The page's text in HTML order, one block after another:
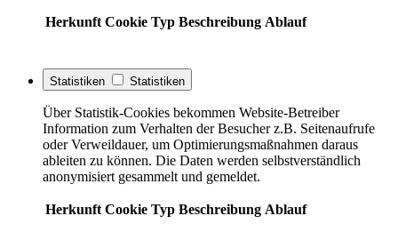
Herkunft Cookie Typ Beschreibung Ablauf
Statistiken Statistiken
Über Statistik-Cookies bekommen Website-Betreiber
Information zum Verhalten der Besucher z.B. Seitenaufrufe
oder Verweildauer, um Optimierungsmaßnahmen daraus
ableiten zu können. Die Daten werden selbstverständlich
anonymisiert gesammelt und gemeldet.
Herkunft Cookie Typ Beschreibung Ablauf